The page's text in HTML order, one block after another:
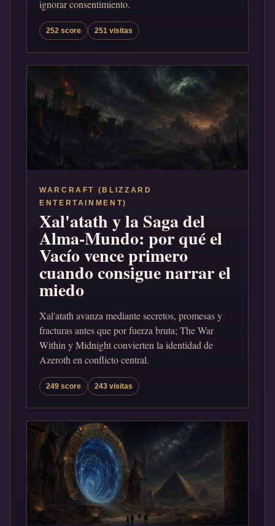
ignorar consentimiento.
252 score 251 visitas
WARCRAFT (BLIZZARD
ENTERTAINMENT)
Xal'atath y la Saga del
Alma-Mundo: por qué el
Vacío vence primero
cuando consigue narrar el
miedo
Xal'atath avanza mediante secretos, promesas y
fracturas antes que por fuerza bruta; The War
Within y Midnight convierten la identidad de
Azeroth en conflicto central.
249 score 243 visitas